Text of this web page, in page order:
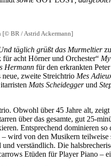
[© BR / Astrid Ackermann]
täglich grüßt das Murmeltierzu
acht Hörner und Orchester“
Hermann für den erkrankten
zweite Streichtrio Mes
Mats Scheideggerund
Obwohl über 45 Jahre alt,
über das gesamte, gut 25-
Entsprechend dominieren
wird von den Musikern teilweise
verständlich. Die
Etüden für Player Piano –